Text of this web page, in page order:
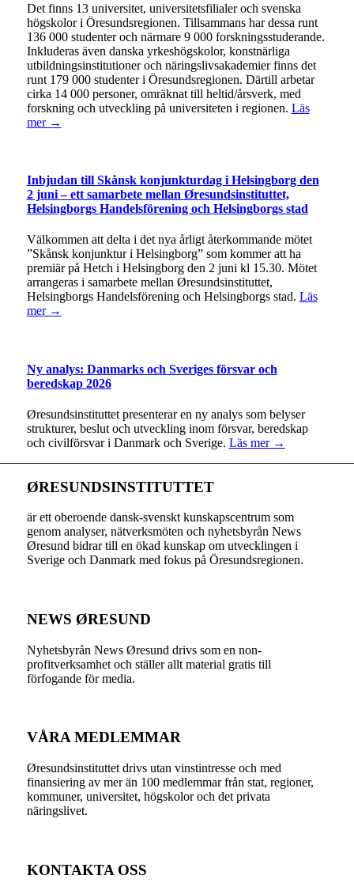
Det finns 13 universitet, universitetsfilialer och svenska
högskolor i Öresundsregionen. Tillsammans har dessa runt
136 000 studenter och närmare 9 000 forskningsstuderande.
Inkluderas även danska yrkeshögskolor, konstnärliga
utbildningsinstitutioner och näringslivsakademier finns det
runt 179 000 studenter i Öresundsregionen. Därtill arbetar
cirka 14 000 personer, omräknat till heltid/årsverk, med
forskning och utveckling på universiteten i regionen. Läs
mer →
Inbjudan till Skånsk konjunkturdag i Helsingborg den
2 juni – ett samarbete mellan Øresundsinstituttet,
Helsingborgs Handelsförening och Helsingborgs stad
Välkommen att delta i det nya årligt återkommande mötet
”Skånsk konjunktur i Helsingborg” som kommer att ha
premiär på Hetch i Helsingborg den 2 juni kl 15.30. Mötet
arrangeras i samarbete mellan Øresundsinstituttet,
Helsingborgs Handelsförening och Helsingborgs stad. Läs
mer →
Ny analys: Danmarks och Sveriges försvar och
beredskap 2026
Øresundsinstituttet presenterar en ny analys som belyser
strukturer, beslut och utveckling inom försvar, beredskap
och civilförsvar i Danmark och Sverige. Läs mer →
ØRESUNDSINSTITUTTET
är ett oberoende dansk-svenskt kunskapscentrum som
genom analyser, nätverksmöten och nyhetsbyrån News
Øresund bidrar till en ökad kunskap om utvecklingen i
Sverige och Danmark med fokus på Öresundsregionen.
NEWS ØRESUND
Nyhetsbyrån News Øresund drivs som en non-
profitverksamhet och ställer allt material gratis till
förfogande för media.
VÅRA MEDLEMMAR
Øresundsinstituttet drivs utan vinst­intresse och med
finansiering av mer än 100 medlemmar från stat, regioner,
kommuner, universitet, högskolor och det privata
näringslivet.
KONTAKTA OSS